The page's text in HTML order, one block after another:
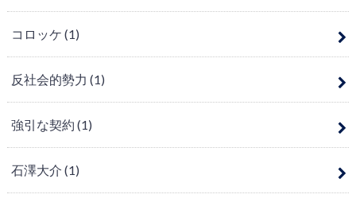
コロッケ (1)
反社会的勢力 (1)
強引な契約 (1)
石澤大介 (1)